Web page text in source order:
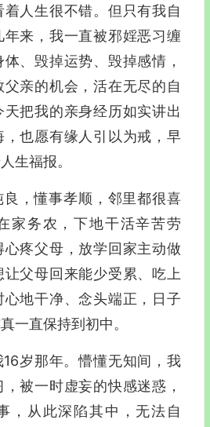
人生很不错。但只有我自
年来，我一直被邪婬恶习缠
、毁掉运势、毁掉感情，
亲的机会，活在无尽的自
把我的亲身经历如实讲出
也愿有缘人引以为戒，早
生福报。
，懂事孝顺，邻里都很喜
家务农，下地干活辛苦劳
心疼父母，放学回家主动做
父母回来能少受累、吃上
地干净、念头端正，日子
一直保持到初中。
岁那年。懵懂无知间，我
被一时虚妄的快感迷惑，
，从此深陷其中，无法自